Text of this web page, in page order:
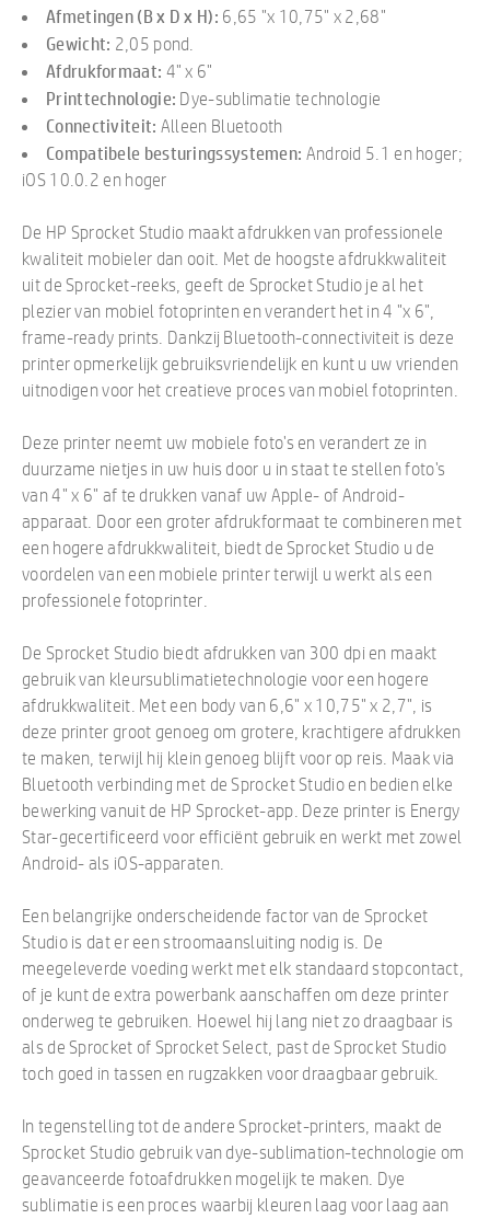
Afmetingen (B x D x H): 6,65 "x 10,75" x 2,68"
Gewicht: 2,05 pond.
Afdrukformaat: 4" x 6"
Printtechnologie: Dye-sublimatie technologie
Connectiviteit: Alleen Bluetooth
Compatibele besturingssystemen: Android 5.1 en hoger;
iOS 10.0.2 en hoger
De HP Sprocket Studio maakt afdrukken van professionele
kwaliteit mobieler dan ooit. Met de hoogste afdrukkwaliteit
uit de Sprocket-reeks, geeft de Sprocket Studio je al het
plezier van mobiel fotoprinten en verandert het in 4 "x 6",
frame-ready prints. Dankzij Bluetooth-connectiviteit is deze
printer opmerkelijk gebruiksvriendelijk en kunt u uw vrienden
uitnodigen voor het creatieve proces van mobiel fotoprinten.
Deze printer neemt uw mobiele foto's en verandert ze in
duurzame nietjes in uw huis door u in staat te stellen foto's
van 4" x 6" af te drukken vanaf uw Apple- of Android-
apparaat. Door een groter afdrukformaat te combineren met
een hogere afdrukkwaliteit, biedt de Sprocket Studio u de
voordelen van een mobiele printer terwijl u werkt als een
professionele fotoprinter.
De Sprocket Studio biedt afdrukken van 300 dpi en maakt
gebruik van kleursublimatietechnologie voor een hogere
afdrukkwaliteit. Met een body van 6,6" x 10,75" x 2,7", is
deze printer groot genoeg om grotere, krachtigere afdrukken
te maken, terwijl hij klein genoeg blijft voor op reis. Maak via
Bluetooth verbinding met de Sprocket Studio en bedien elke
bewerking vanuit de HP Sprocket-app. Deze printer is Energy
Star-gecertificeerd voor efficiënt gebruik en werkt met zowel
Android- als iOS-apparaten.
Een belangrijke onderscheidende factor van de Sprocket
Studio is dat er een stroomaansluiting nodig is. De
meegeleverde voeding werkt met elk standaard stopcontact,
of je kunt de extra powerbank aanschaffen om deze printer
onderweg te gebruiken. Hoewel hij lang niet zo draagbaar is
als de Sprocket of Sprocket Select, past de Sprocket Studio
toch goed in tassen en rugzakken voor draagbaar gebruik.
In tegenstelling tot de andere Sprocket-printers, maakt de
Sprocket Studio gebruik van dye-sublimation-technologie om
geavanceerde fotoafdrukken mogelijk te maken. Dye
sublimatie is een proces waarbij kleuren laag voor laag aan